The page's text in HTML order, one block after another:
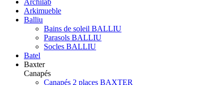
Archilab
Arkimueble
Balliu
Bains de soleil BALLIU
Parasols BALLIU
Socles BALLIU
Batel
Baxter
Canapés
Canapés 2 places BAXTER